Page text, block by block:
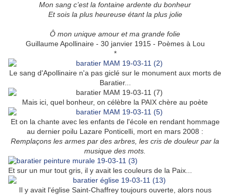
Mon sang c’est la fontaine ardente du bonheur
Et sois la plus heureuse étant la plus jolie
Ô mon unique amour et ma grande folie
Guillaume Apollinaire - 30 janvier 1915 - Poèmes à Lou
*
Le sang d'Apollinaire n'a pas giclé sur le monument aux morts de
Baratier...
Mais ici, quel bonheur, on célèbre la PAIX chère au poète
Et on la chante avec les enfants de l'école en rendant hommage
au dernier poilu Lazare Ponticelli, mort en mars 2008 :
Remplaçons les armes par des arbres, les cris de douleur par la
musique des mots.
Et sur un mur tout gris, il y avait les couleurs de la Paix...
Il y avait l'église Saint-Chaffrey toujours ouverte, alors nous